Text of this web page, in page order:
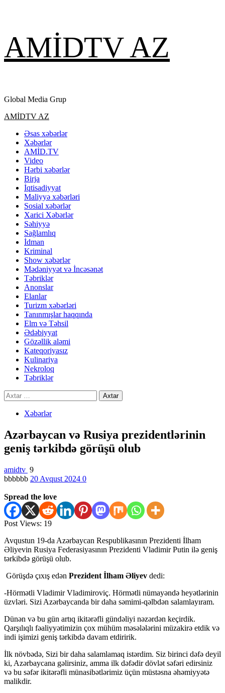
content
AMİDTV AZ
Global Media Grup
Primary
AMİDTV AZ
Əsas xəbərlər
Xəbərlər
AMİD.TV
Video
Hərbi xəbərlər
Birja
İqtisadiyyat
Maliyyə xəbərləri
Sosial xəbərlər
Xarici Xəbərlər
Səhiyyə
Sağlamlıq
İdman
Kriminal
Show xəbərlər
Mədəniyyət və İncəsənət
Təbriklər
Anonslar
Elanlar
Turizm xəbərləri
Tanınmışlar haqqında
Elm və Təhsil
Ədəbiyyat
Gözəllik aləmi
Kateqoriyasız
Kulinariya
Nekroloq
Təbriklər
Axtarış:
Xəbərlər
Azərbaycan və Rusiya prezidentlərinin
geniş tərkibdə görüşü olub
amidtv 9
bbbbbb 20 Avqust 2024 0
Spread the love
Post Views: 19
Avqustun 19-da Azərbaycan Respublikasının Prezidenti İlham
Əliyevin Rusiya Federasiyasının Prezidenti Vladimir Putin ilə geniş
tərkibdə görüşü olub.
Görüşdə çıxış edən Prezident İlham Əliyev dedi:
-Hörmətli Vladimir Vladimiroviç. Hörmətli nümayəndə heyətlərinin
üzvləri. Sizi Azərbaycanda bir daha səmimi-qəlbdən salamlayıram.
Dünən və bu gün artıq ikitərəfli gündəliyi nəzərdən keçirdik.
Qarşılıqlı fəaliyyətimizin çox mühüm məsələlərini müzakirə etdik və
indi işimizi geniş tərkibdə davam etdiririk.
İlk növbədə, Sizi bir daha salamlamaq istərdim. Siz birinci dəfə deyil
ki, Azərbaycana gəlirsiniz, amma ilk dəfədir dövlət səfəri edirsiniz
və bu səfər ikitərəfli münasibətlərimiz üçün müstəsna əhəmiyyətə
malikdir.